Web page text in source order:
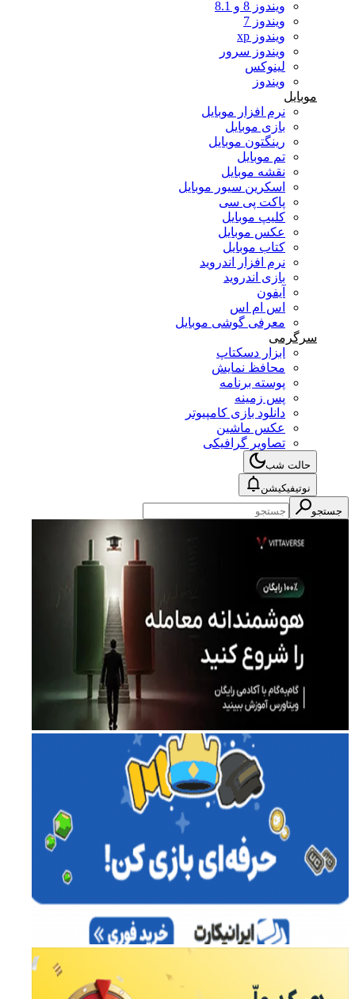
ویندوز 8 و 8.1
ویندوز 7
ویندوز xp
ویندوز سرور
لینوکس
ویندوز
موبایل
نرم افزار موبایل
بازی موبایل
رینگتون موبایل
تم موبایل
نقشه موبایل
اسکرین سیور موبایل
پاکت پی سی
کلیپ موبایل
عکس موبایل
کتاب موبایل
نرم افزار اندروید
بازی اندروید
آیفون
اس ام اس
معرفی گوشی موبایل
سرگرمی
ابزار دسکتاپ
محافظ نمایش
پوسته برنامه
پس زمینه
دانلود بازی کامپیوتر
عکس ماشین
تصاویر گرافیکی
حالت شب
نوتیفیکیشن
جستجو